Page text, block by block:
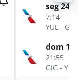
seg 24/8
7:14
YUL - GIG
dom
21:55
GIG - YUL